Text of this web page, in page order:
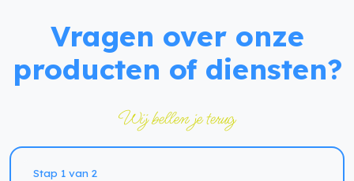
Vragen over onze
producten of diensten?
Wij bellen je terug
Stap 1 van 2
Naam